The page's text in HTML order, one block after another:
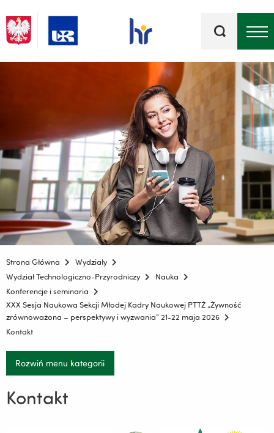
kluczowe
Strona Główna
Wydziały
Wydział Technologiczno-Przyrodniczy
Nauka
Konferencje i seminaria
XXX Sesja Naukowa Sekcji Młodej Kadry Naukowej PTTŻ „Żywność
zrównoważona – perspektywy i wyzwania” 21-22 maja 2026
Kontakt
Rozwiń menu kategorii
Kontakt